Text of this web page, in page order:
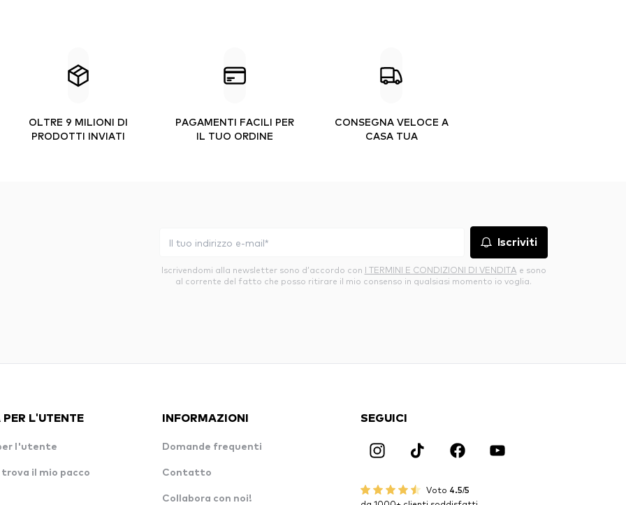
OLTRE 9 MILIONI DI
PRODOTTI INVIATI
PAGAMENTI FACILI PER
IL TUO ORDINE
CONSEGNA VELOCE A
CASA TUA
Iscriviti
Iscrivendomi alla newsletter sono d’accordo con I TERMINI E CONDIZIONI DI VENDITA e sono
al corrente del fatto che posso ritirare il mio consenso in qualsiasi momento io voglia.
PER L'UTENTE
l'utente
trova il mio pacco
INFORMAZIONI
Domande frequenti
Contatto
Collabora con noi!
SEGUICI
Voto 4.5/5